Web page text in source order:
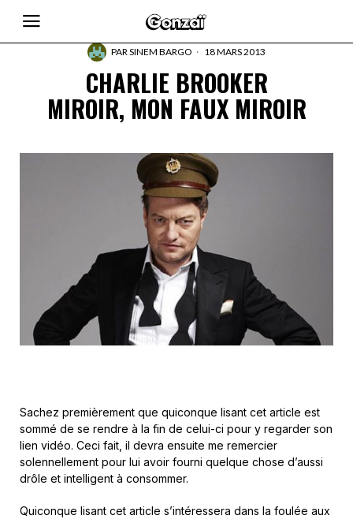
PARSINEM BARGO 18 MARS 2013
CHARLIE BROOKER
MIROIR, MON FAUX MIROIR
Sachez premièrement que quiconque lisant cet article est
sommé de se rendre à la fin de celui-ci pour y regarder son
lien vidéo. Ceci fait, il devra ensuite me remercier
solennellement pour lui avoir fourni quelque chose d’aussi
drôle et intelligent à consommer.
Quiconque lisant cet article s’intéressera dans la foulée aux